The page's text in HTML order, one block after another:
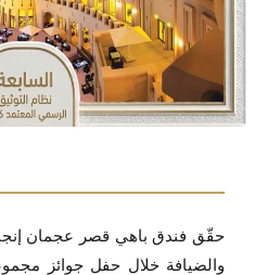
حقّق فندق باهي قصر عجمان
والضيافة خلال حفل جوائز